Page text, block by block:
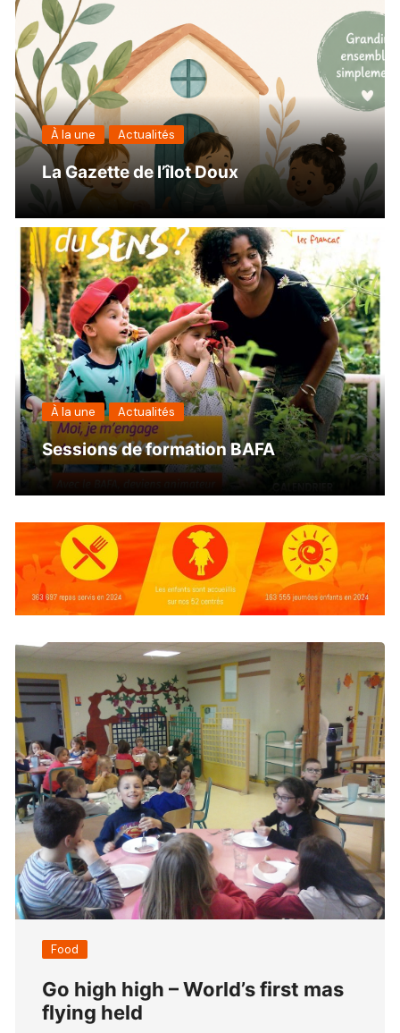
À la une Actualités
La Gazette de l’îlot Doux
À la une Actualités
Franc’Actus CCHC mars – avril 2026
Food
Go high high – World’s first mas
flying held